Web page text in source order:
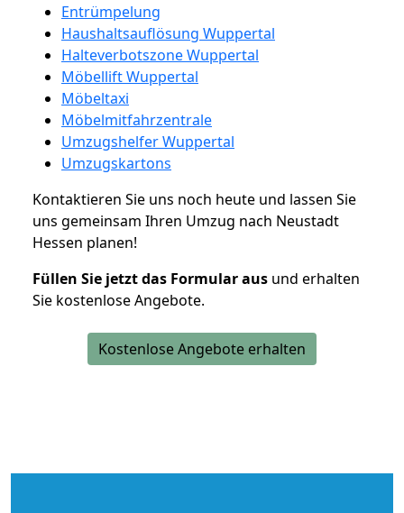
Entrümpelung
Haushaltsauflösung Wuppertal
Halteverbotszone Wuppertal
Möbellift Wuppertal
Möbeltaxi
Möbelmitfahrzentrale
Umzugshelfer Wuppertal
Umzugskartons
Kontaktieren Sie uns noch heute und lassen Sie
uns gemeinsam Ihren Umzug nach Neustadt
Hessen planen!
Füllen Sie jetzt das Formular aus und erhalten
Sie kostenlose Angebote.
Kostenlose Angebote erhalten